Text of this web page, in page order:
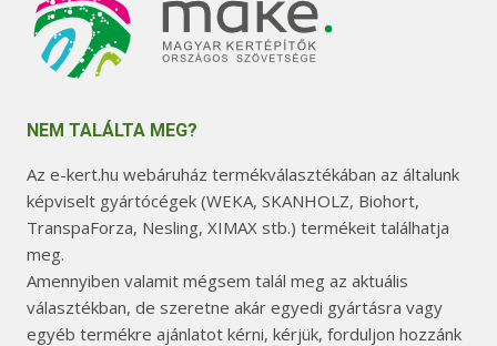
NEM TALÁLTA MEG?
Az e-kert.hu webáruház termékválasztékában az általunk
képviselt gyártócégek (WEKA, SKANHOLZ, Biohort,
TranspaForza, Nesling, XIMAX stb.) termékeit találhatja
meg.
Amennyiben valamit mégsem talál meg az aktuális
választékban, de szeretne akár egyedi gyártásra vagy
egyéb termékre ajánlatot kérni, kérjük, forduljon hozzánk